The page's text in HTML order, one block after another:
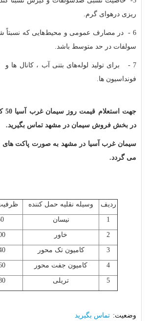
ریزی درهوای گرم.
6 - در مصارف عمومی و محیط‌هایی که نسبتاً
سولفات در حد متوسط باشد.
7 - برای تولید لوله‌های بتنی آب ، کانال ها و
فونداسیون‌ ها.
جهت
در بخش فروش سیمان در مشهد تماس بگیرید.
می گردد.
ردیف وسیله نقلیه حمل کننده
1 نیسان 50
2 خاور 100
3 کامیون تک محور 240
4 کامیون جفت محور 360
5 تریلی 580
تماس بگیرید